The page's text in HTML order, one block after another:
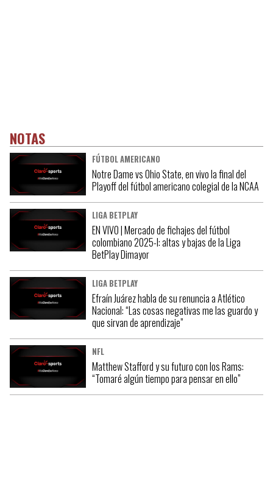
NOTAS
FÚTBOL AMERICANO
Notre Dame vs Ohio State, en vivo la final del
Playoff del fútbol americano colegial de la NCAA
LIGA BETPLAY
EN VIVO | Mercado de fichajes del fútbol
colombiano 2025-I: altas y bajas de la Liga
BetPlay Dimayor
LIGA BETPLAY
Efraín Juárez habla de su renuncia a Atlético
Nacional: “Las cosas negativas me las guardo y
que sirvan de aprendizaje”
NFL
Matthew Stafford y su futuro con los Rams:
“Tomaré algún tiempo para pensar en ello”